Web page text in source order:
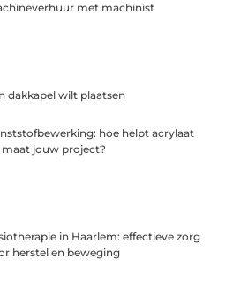
met machinist
dakkapel wilt plaatsen
hoe helpt acrylaat
maat jouw project?
in Haarlem: effectieve zorg
herstel en beweging